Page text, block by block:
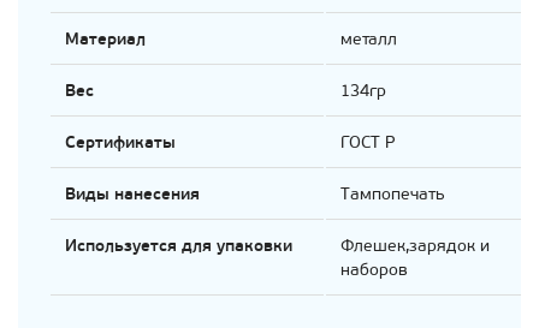
Материал металл
Вес 134гр
Сертификаты ГОСТ Р
Виды нанесения Тампопечать
Используется для упаковки
Флешек,зарядок и
наборов